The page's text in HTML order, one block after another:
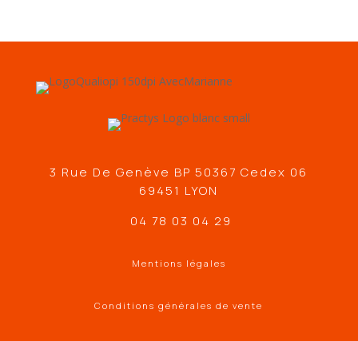
3 Rue De Genève BP 50367 Cedex 06
69451 LYON
04 78 03 04 29
Mentions légales
Conditions générales de vente